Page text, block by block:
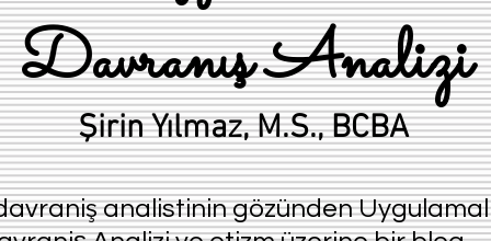
Davranış Analizi
Şirin Yılmaz, M.S., BCBA
şanalistinin gözünden